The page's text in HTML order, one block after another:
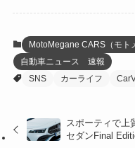
(47)
(16)
MotoMegane CARS（モト
自動車ニュース 速報
SNS
カーライフ
スポーティで
セダンFinal